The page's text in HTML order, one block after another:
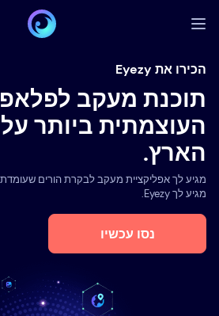
התחברות
הדגמה
תכונות
אודותנו
בלוג
הכירו את Eyezy
תוכנת מעקב
העוצמתית ביותר על
הארץ.
מגיע לך אפליקציית מעקב לבקרת הורים
מגיע לך Eyezy.
נסו עכשיו